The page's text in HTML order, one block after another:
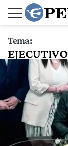
Tema:
EJECUTIVO